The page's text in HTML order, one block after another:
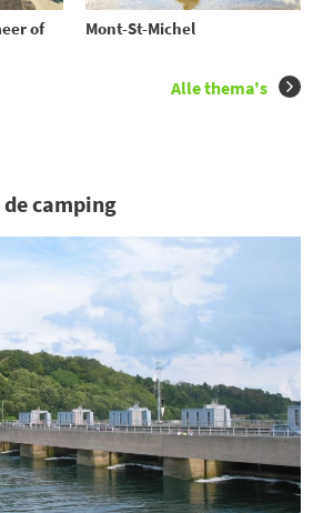
of
Mont-St-Michel
Alle thema's
camping